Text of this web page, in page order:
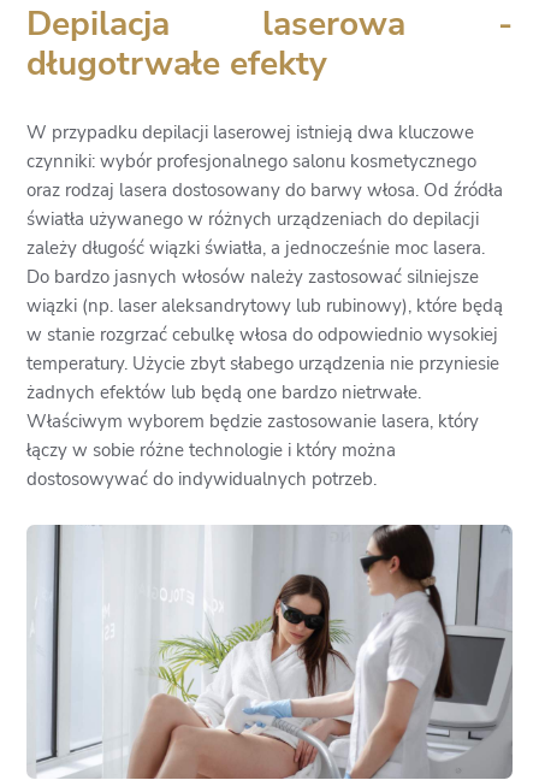
Depilacja laserowa -
długotrwałe efekty
W przypadku depilacji laserowej istnieją dwa kluczowe
czynniki: wybór profesjonalnego salonu kosmetycznego
oraz rodzaj lasera dostosowany do barwy włosa. Od źródła
światła używanego w różnych urządzeniach do depilacji
zależy długość wiązki światła, a jednocześnie moc lasera.
Do bardzo jasnych włosów należy zastosować silniejsze
wiązki (np. laser aleksandrytowy lub rubinowy), które będą
w stanie rozgrzać cebulkę włosa do odpowiednio wysokiej
temperatury. Użycie zbyt słabego urządzenia nie przyniesie
żadnych efektów lub będą one bardzo nietrwałe.
Właściwym wyborem będzie zastosowanie lasera, który
łączy w sobie różne technologie i który można
dostosowywać do indywidualnych potrzeb.